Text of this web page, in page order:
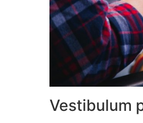
Vestibulum